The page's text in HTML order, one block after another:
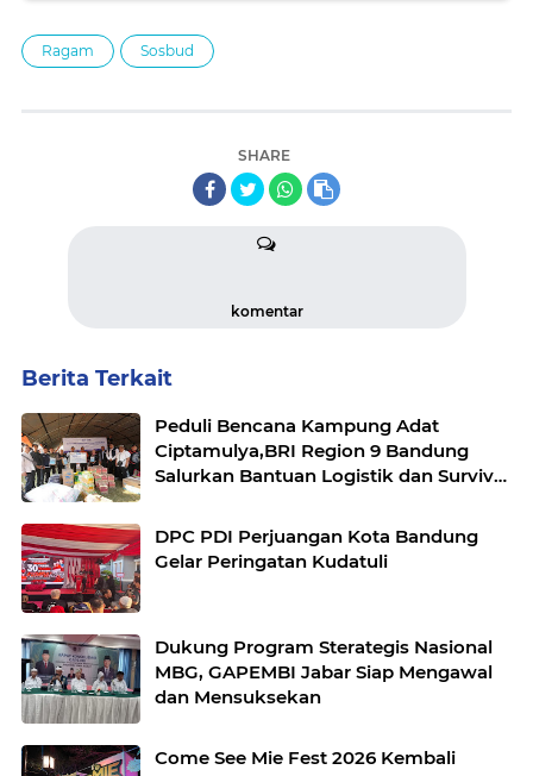
Ragam Sosbud
SHARE
komentar
Berita Terkait
Peduli Bencana Kampung Adat
Ciptamulya,BRI Region 9 Bandung
Salurkan Bantuan Logistik dan Survival
DPC PDI Perjuangan Kota Bandung
Gelar Peringatan Kudatuli
Dukung Program Sterategis Nasional
MBG, GAPEMBI Jabar Siap Mengawal
dan Mensuksekan
Come See Mie Fest 2026 Kembali